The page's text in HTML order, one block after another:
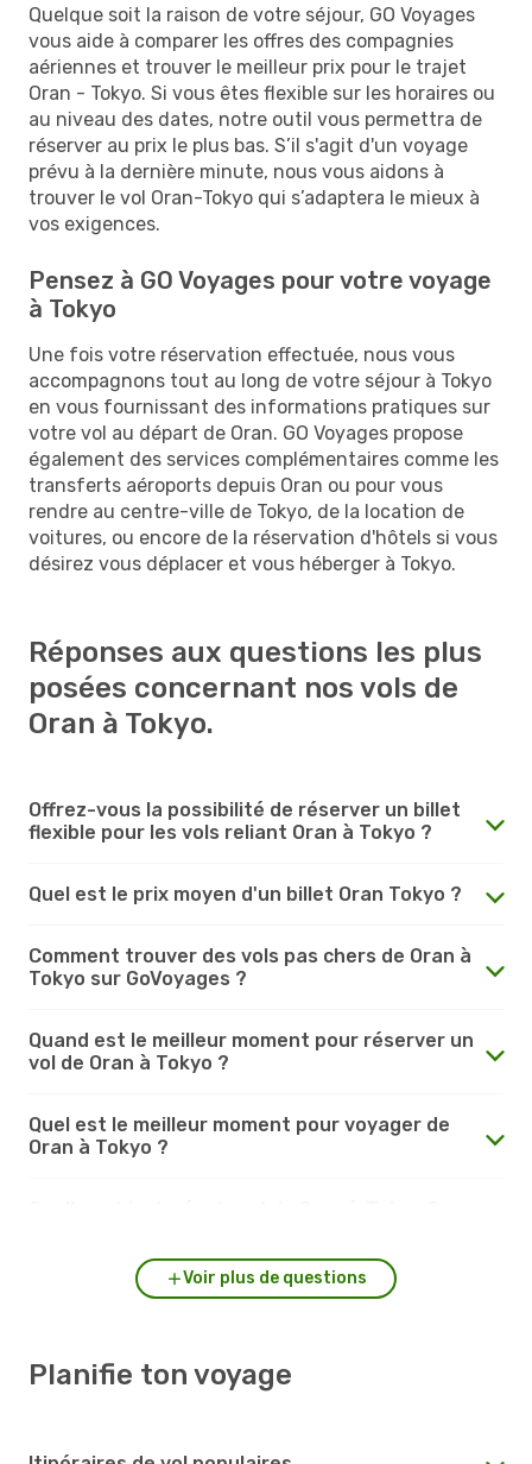
Quelque soit la raison de votre séjour, GO Voyages
vous aide à comparer les offres des compagnies
aériennes et trouver le meilleur prix pour le trajet
Oran - Tokyo. Si vous êtes flexible sur les horaires ou
au niveau des dates, notre outil vous permettra de
réserver au prix le plus bas. S’il s'agit d'un voyage
prévu à la dernière minute, nous vous aidons à
trouver le vol Oran-Tokyo qui s’adaptera le mieux à
vos exigences.
Pensez à GO Voyages pour votre voyage
à Tokyo
Une fois votre réservation effectuée, nous vous
accompagnons tout au long de votre séjour à Tokyo
en vous fournissant des informations pratiques sur
votre vol au départ de Oran. GO Voyages propose
également des services complémentaires comme les
transferts aéroports depuis Oran ou pour vous
rendre au centre-ville de Tokyo, de la location de
voitures, ou encore de la réservation d'hôtels si vous
désirez vous déplacer et vous héberger à Tokyo.
Réponses aux questions les plus
posées concernant nos vols de
Oran à Tokyo.
Offrez-vous la possibilité de réserver un billet
flexible pour les vols reliant Oran à Tokyo ?
Quel est le prix moyen d'un billet Oran Tokyo ?
Comment trouver des vols pas chers de Oran à
Tokyo sur GoVoyages ?
Quand est le meilleur moment pour réserver un
vol de Oran à Tokyo ?
Quel est le meilleur moment pour voyager de
Oran à Tokyo ?
Voir plus de questions
Planifie ton voyage